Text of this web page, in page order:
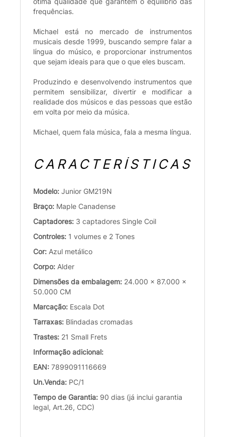
frequências.
Michael está no mercado de instrumentos
musicais desde 1999, buscando sempre falar a
língua do músico, e proporcionar instrumentos
que sejam ideais para que o que eles buscam.
Produzindo e desenvolvendo instrumentos que
permitem sensibilizar, divertir e modificar a
realidade dos músicos e das pessoas que estão
em volta por meio da música.
Michael, quem fala música, fala a mesma língua.
CARACTERÍSTICAS
Modelo: Junior GM219N
Braço: Maple Canadense
Captadores: 3 captadores Single Coil
Controles: 1 volumes e 2 Tones
Cor: Azul metálico
Corpo: Alder
Dimensões da embalagem: 24.000 x 87.000 x
50.000 CM
Marcação: Escala Dot
Tarraxas: Blindadas cromadas
Trastes: 21 Small Frets
Informação adicional:
EAN: 7899091116669
Un.Venda: PC/1
Tempo de Garantia: 90 dias (já inclui garantia
legal, Art.26, CDC)